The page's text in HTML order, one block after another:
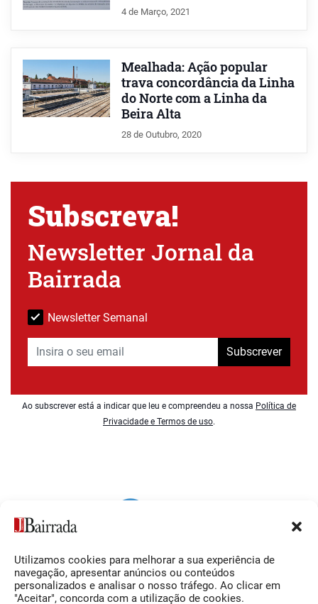
Utilizamos cookies para melhorar a sua experiência de
navegação, apresentar anúncios ou conteúdos
personalizados e analisar o nosso tráfego. Ao clicar em
"Aceitar", concorda com a utilização de cookies.
4 de Março, 2021
Mealhada: Ação popular
trava concordância da Linha
do Norte com a Linha da
Beira Alta
28 de Outubro, 2020
Subscreva!
Newsletter Jornal da
Bairrada
Newsletter Semanal
Subscrever
Ao subscrever está a indicar que leu e compreendeu a nossa Política de
Privacidade e Termos de uso.
Siga-nos
Facebook
O Jornal da Bairrada
Contactos